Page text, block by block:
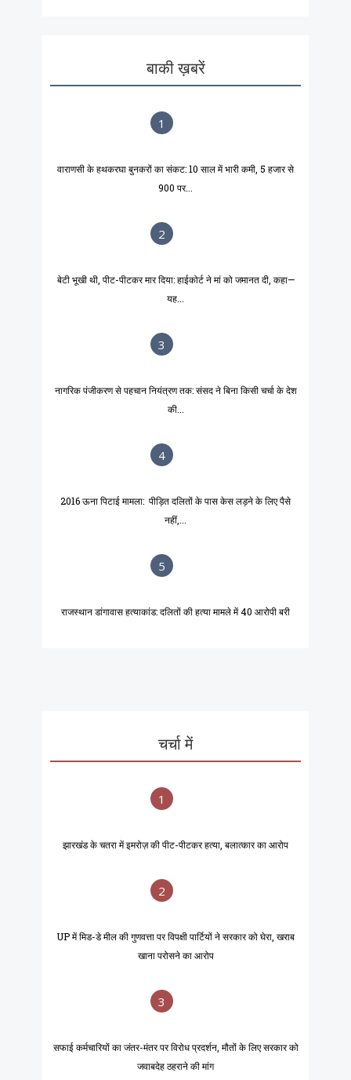
बाकी ख़बरें
1
वाराणसी के हथकरघा बुनकरों का संकट: 10 साल में भारी कमी, 5 हजार से
900 पर...
2
बेटी भूखी थी, पीट-पीटकर मार दिया: हाईकोर्ट ने मां को जमानत दी, कहा—
यह...
3
नागरिक पंजीकरण से पहचान नियंत्रण तक: संसद ने बिना किसी चर्चा के देश
की...
4
2016 ऊना पिटाई मामला: पीड़ित दलितों के पास केस लड़ने के लिए पैसे
नहीं,...
5
राजस्थान डांगावास हत्याकांड: दलितों की हत्या मामले में 40 आरोपी बरी
चर्चा में
1
झारखंड के चतरा में इमरोज़ की पीट-पीटकर हत्या, बलात्कार का आरोप
2
UP में मिड-डे मील की गुणवत्ता पर विपक्षी पार्टियों ने सरकार को घेरा, खराब
खाना परोसने का आरोप
3
सफाई कर्मचारियों का जंतर-मंतर पर विरोध प्रदर्शन, मौतों के लिए सरकार को
जवाबदेह ठहराने की मांग